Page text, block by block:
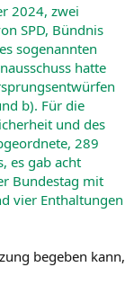
2024, zwei
SPD, Bündnis
sogenannten
hatte
b). Für die
und des
289
es gab acht
Bundestag mit
vier Enthaltungen
begeben kann,